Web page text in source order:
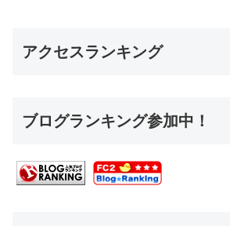
アクセスランキング
ブログランキング参加中！